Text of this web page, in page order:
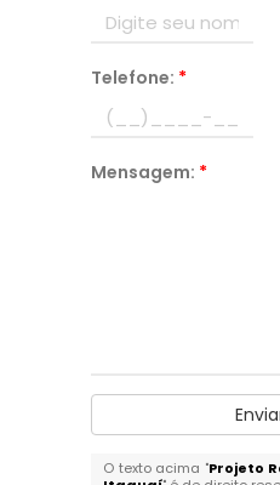
Telefone: *
Mensagem: *
O texto acima "Projeto